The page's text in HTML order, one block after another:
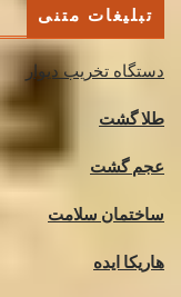
تبلیغات متنی
دستگاه تخریب دیوار
طلا گشت
عجم گشت
ساختمان سلامت
هاریکا ایده